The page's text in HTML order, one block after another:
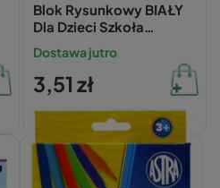
Blok Rysunkowy BIAŁY
Dla Dzieci Szkoła
Plastyka A4/20k 80g
Interdruk
Dostawa jutro
3,51 zł